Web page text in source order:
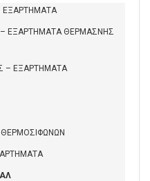
ΕΞΑΡΤΗΜΑΤΑ
ΕΞΑΡΤΗΜΑΤΑ ΘΕΡΜΑΣΝΗΣ
– ΕΞΑΡΤΗΜΑΤΑ